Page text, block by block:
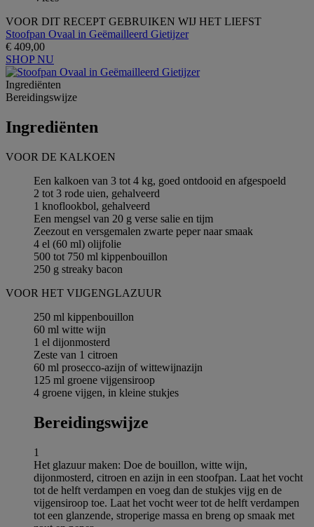
VOOR DIT RECEPT GEBRUIKEN WIJ HET LIEFST
Stoofpan Ovaal in Geëmailleerd Gietijzer
€ 409,00
SHOP NU
Ingrediёnten
Bereidingswijze
Ingrediёnten
VOOR DE KALKOEN
Een kalkoen van 3 tot 4 kg, goed ontdooid en afgespoeld
2 tot 3 rode uien, gehalveerd
1 knoflookbol, gehalveerd
Een mengsel van 20 g verse salie en tijm
Zeezout en versgemalen zwarte peper naar smaak
4 el (60 ml) olijfolie
500 tot 750 ml kippenbouillon
250 g streaky bacon
VOOR HET VIJGENGLAZUUR
250 ml kippenbouillon
60 ml witte wijn
1 el dijonmosterd
Zeste van 1 citroen
60 ml prosecco-azijn of wittewijnazijn
125 ml groene vijgensiroop
4 groene vijgen, in kleine stukjes
Bereidingswijze
1
Het glazuur maken: Doe de bouillon, witte wijn,
dijonmosterd, citroen en azijn in een stoofpan. Laat het vocht
tot de helft verdampen en voeg dan de stukjes vijg en de
vijgensiroop toe. Laat het vocht weer tot de helft verdampen
tot een glanzende, stroperige massa en breng op smaak met